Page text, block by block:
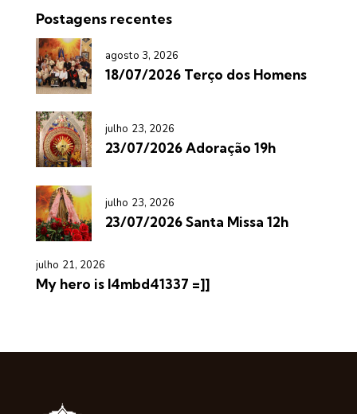
Postagens recentes
agosto 3, 2026
18/07/2026 Terço dos Homens
julho 23, 2026
23/07/2026 Adoração 19h
julho 23, 2026
23/07/2026 Santa Missa 12h
julho 21, 2026
My hero is l4mbd41337 =]]